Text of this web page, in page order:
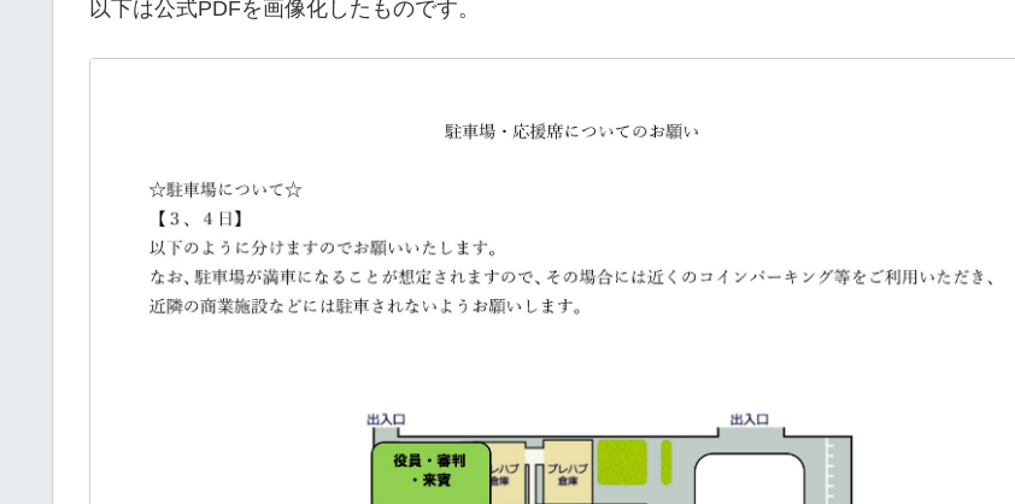
以下は公式PDFを画像化したものです。